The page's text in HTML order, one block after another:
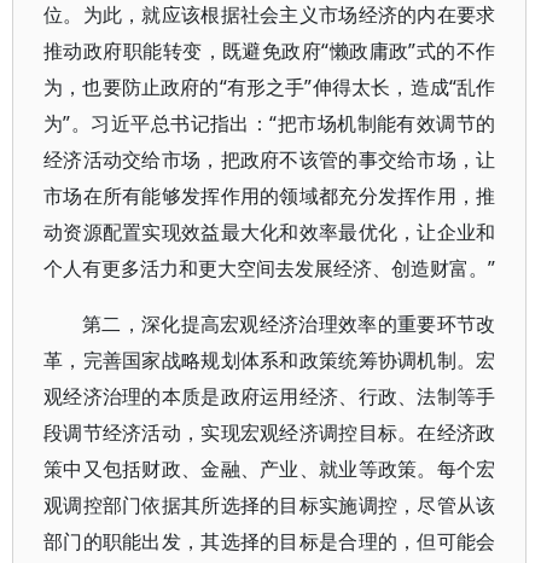
位。为此，就应该根据社会主义市场经济的内在要求
推动政府职能转变，既避免政府“懒政庸政”式的不作
为，也要防止政府的“有形之手”伸得太长，造成“乱作
为”。习近平总书记指出：“把市场机制能有效调节的
经济活动交给市场，把政府不该管的事交给市场，让
市场在所有能够发挥作用的领域都充分发挥作用，推
动资源配置实现效益最大化和效率最优化，让企业和
个人有更多活力和更大空间去发展经济、创造财富。”
第二，深化提高宏观经济治理效率的重要环节改
革，完善国家战略规划体系和政策统筹协调机制。宏
观经济治理的本质是政府运用经济、行政、法制等手
段调节经济活动，实现宏观经济调控目标。在经济政
策中又包括财政、金融、产业、就业等政策。每个宏
观调控部门依据其所选择的目标实施调控，尽管从该
部门的职能出发，其选择的目标是合理的，但可能会